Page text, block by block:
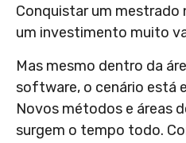
Conquistar um mestrado
um investimento muito
Mas mesmo dentro da
software, o cenário está
Novos métodos e áreas
surgem o tempo todo.